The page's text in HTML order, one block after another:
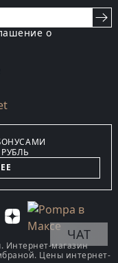
о
Интернет-магазин
Цены интернет-
ЧАТ